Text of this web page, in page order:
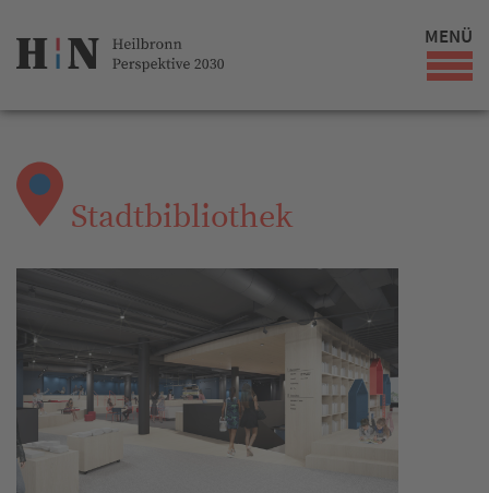
MENÜ
Stadtbibliothek